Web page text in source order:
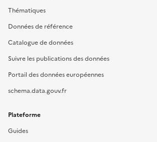
Thématiques
Données de référence
Catalogue de données
Suivre les publications des données
Portail des données européennes
schema.data.gouv.fr
Plateforme
Guides